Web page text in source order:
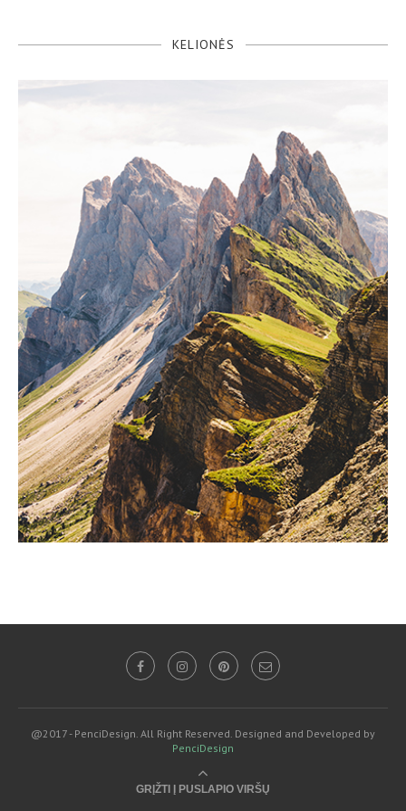
KELIONĖS
@2017 - PenciDesign. All Right Reserved. Designed and Developed by
PenciDesign
GRĮŽTI Į PUSLAPIO VIRŠŲ